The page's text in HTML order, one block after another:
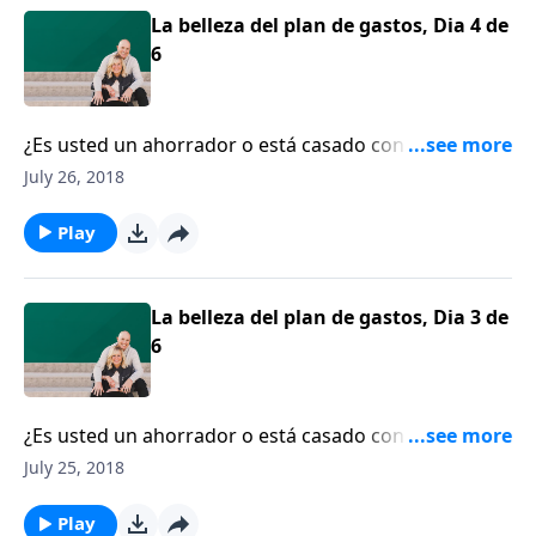
principios básicos para vivir dentro de sus
posibilidades.
La belleza del plan de gastos, Dia 4 de
6
¿Es usted un ahorrador o está casado con una
persona que ahorra? Russ y Julie Crosson viven una
ver con sus finanzas. Aprendieron desde temprano a
resistirse a las compras impulsivas a través de un
plan de gastos, y animan a las parejas para que sigan
su ejemplo.
July 26, 2018
Play
La belleza del plan de gastos, Dia 3 de
6
¿Es usted un ahorrador o está casado con una
persona que ahorra? Russ y Julie Crosson viven una
ver con sus finanzas. Aprendieron desde temprano a
July 25, 2018
Play